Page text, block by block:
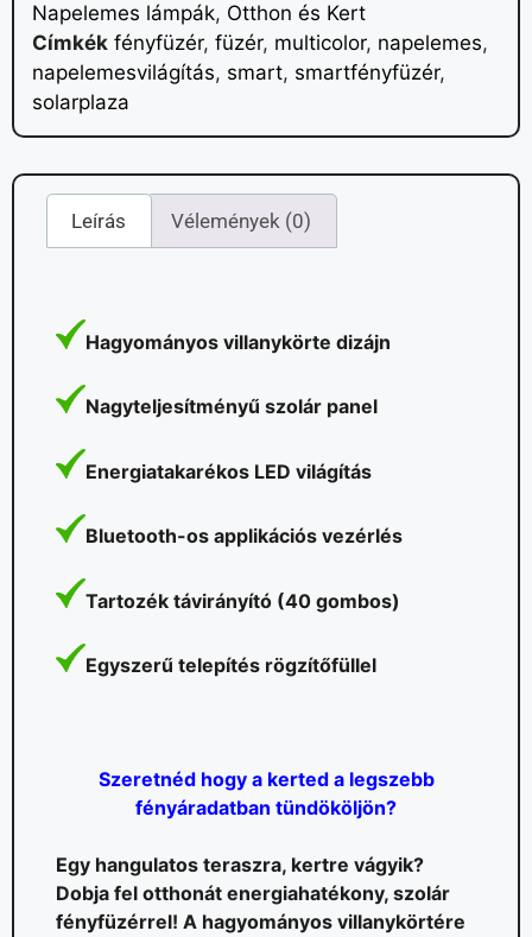
Napelemes lámpák, Otthon és Kert
Címkék fényfüzér, füzér, multicolor, napelemes,
napelemesvilágítás, smart, smartfényfüzér,
solarplaza
Leírás Vélemények (0)
Hagyományos villanykörte dizájn
Nagyteljesítményű szolár panel
Energiatakarékos LED világítás
Bluetooth-os applikációs vezérlés
Tartozék távirányító (40 gombos)
Egyszerű telepítés rögzítőfüllel
Szeretnéd hogy a kerted a legszebb
fényáradatban tündököljön?
Egy hangulatos teraszra, kertre vágyik?
Dobja fel otthonát energiahatékony, szolár
fényfüzérrel! A hagyományos villanykörtére